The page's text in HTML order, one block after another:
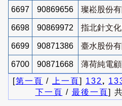
6697 90869656 璨崧股份
6698 90869972 指北針文
6699 90871386 臺水股份
6700 90871668
薄荷純電
[第一頁 / 上一頁] 132 ,
下一頁 / 最後一頁]